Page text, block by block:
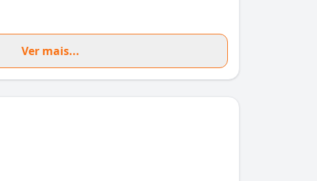
Ver mais...